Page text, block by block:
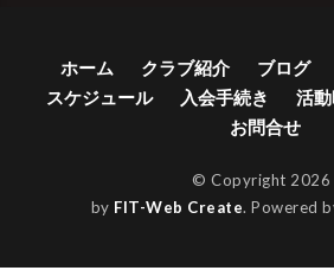
ホーム クラブ紹介 ブログ
スケジュール
入会手続き
活
お問合せ
© Copyright 2026
by FIT-Web Create. Powered